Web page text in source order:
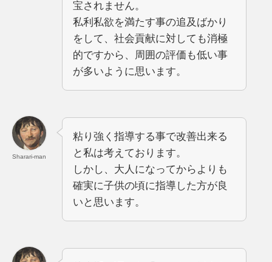
宝されません。
私利私欲を満たす事の追及ばかり
をして、社会貢献に対しても消極
的ですから、周囲の評価も低い事
が多いように思います。
Sharari-man
粘り強く指導する事で改善出来る
と私は考えております。
しかし、大人になってからよりも
確実に子供の頃に指導した方が良
いと思います。